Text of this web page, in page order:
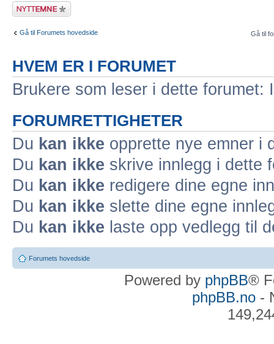
Legg inn et nytt
emne
Gå til Forumets hovedside Gå til
HVEM ER I FORUMET
Brukere som leser i dette
FORUMRETTIGHETER
Du kan ikke opprette nye emner i
Du kan ikke skrive innlegg i dette
Du kan ikke redigere dine egne
Du kan ikke slette dine egne
Du kan ikke laste opp vedlegg til
Forumets hovedside
Powered by phpBB®
phpBB.no-